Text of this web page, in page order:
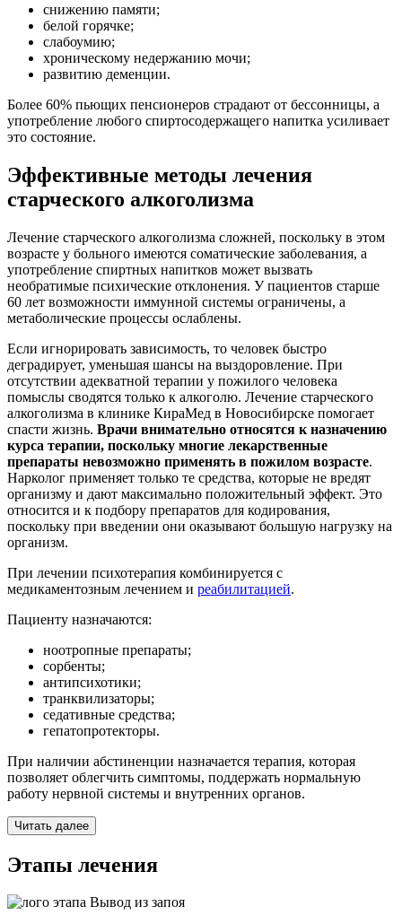
снижению памяти;
белой горячке;
слабоумию;
хроническому недержанию мочи;
развитию деменции.
Более 60% пьющих пенсионеров страдают от бессонницы, а
употребление любого спиртосодержащего напитка усиливает
это состояние.
Эффективные методы лечения
старческого алкоголизма
Лечение старческого алкоголизма сложней, поскольку в этом
возрасте у больного имеются соматические заболевания, а
употребление спиртных напитков может вызвать
необратимые психические отклонения. У пациентов старше
60 лет возможности иммунной системы ограничены, а
метаболические процессы ослаблены.
Если игнорировать зависимость, то человек быстро
деградирует, уменьшая шансы на выздоровление. При
отсутствии адекватной терапии у пожилого человека
помыслы сводятся только к алкоголю. Лечение старческого
алкоголизма в клинике КираМед в Новосибирске помогает
спасти жизнь. Врачи внимательно относятся к назначению
курса терапии, поскольку многие лекарственные
препараты невозможно применять в пожилом возрасте.
Нарколог применяет только те средства, которые не вредят
организму и дают максимально положительный эффект. Это
относится и к подбору препаратов для кодирования,
поскольку при введении они оказывают большую нагрузку на
организм.
При лечении психотерапия комбинируется с
медикаментозным лечением и реабилитацией.
Пациенту назначаются:
ноотропные препараты;
сорбенты;
антипсихотики;
транквилизаторы;
седативные средства;
гепатопротекторы.
При наличии абстиненции назначается терапия, которая
позволяет облегчить симптомы, поддержать нормальную
работу нервной системы и внутренних органов.
Читать далее
Этапы лечения